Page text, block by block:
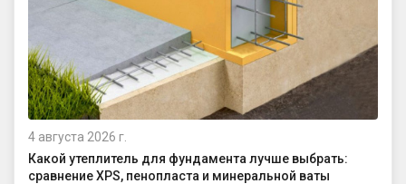
4 августа 2026 г.
Какой утеплитель для фундамента лучше выбрать:
сравнение XPS, пенопласта и минеральной ваты